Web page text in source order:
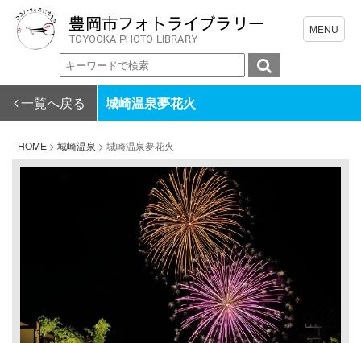
一覧へ戻る 城崎温泉夢花火
HOME > 城崎温泉 > 城崎温泉夢花火